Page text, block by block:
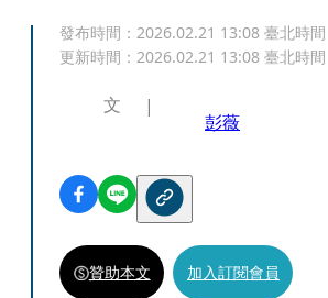
發布時間： 2026.02.21 13:08 臺北時間
更新時間： 2026.02.21 13:08 臺北時間
文
彭薇
贊助本文 加入訂閱會員